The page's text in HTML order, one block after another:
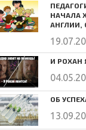
НАЧАЛА
АНГЛИИ,
И РОХАН
ОБ